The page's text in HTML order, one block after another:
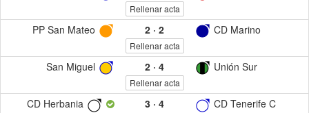
Rellenar acta
PP San Mateo 2· 2 CD Marino
Rellenar acta
San Miguel 2· 4 Unión Sur
Rellenar acta
CD Herbania 3· 4 CD Tenerife C